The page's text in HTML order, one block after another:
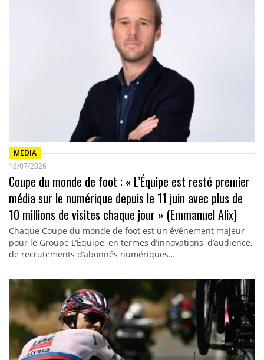
MEDIA
16/07/2026
Coupe du monde de foot : « L’Équipe est resté premier
média sur le numérique depuis le 11 juin avec plus de
10 millions de visites chaque jour » (Emmanuel Alix)
Chaque Coupe du monde de foot est un événement majeur
pour le Groupe L’Équipe, en termes d’innovations, d’audience,
de recrutements d’abonnés numériques…